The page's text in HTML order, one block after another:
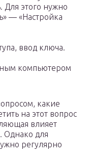
Для этого нужно
— «Настройка
ввод ключа.
компьютером
какие
на этот вопрос
влияет
Однако для
регулярно